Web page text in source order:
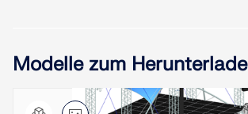
Modelle zum